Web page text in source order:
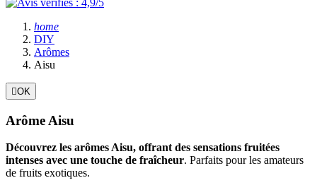
home
DIY
Arômes
Aisu
Filtres:
Effacer les filtres
Classification aromatique
Fruité
Frais
OK
Arôme Aisu
Découvrez les arômes Aisu, offrant des sensations fruitées
intenses avec une touche de fraîcheur. Parfaits pour les amateurs
de fruits exotiques.